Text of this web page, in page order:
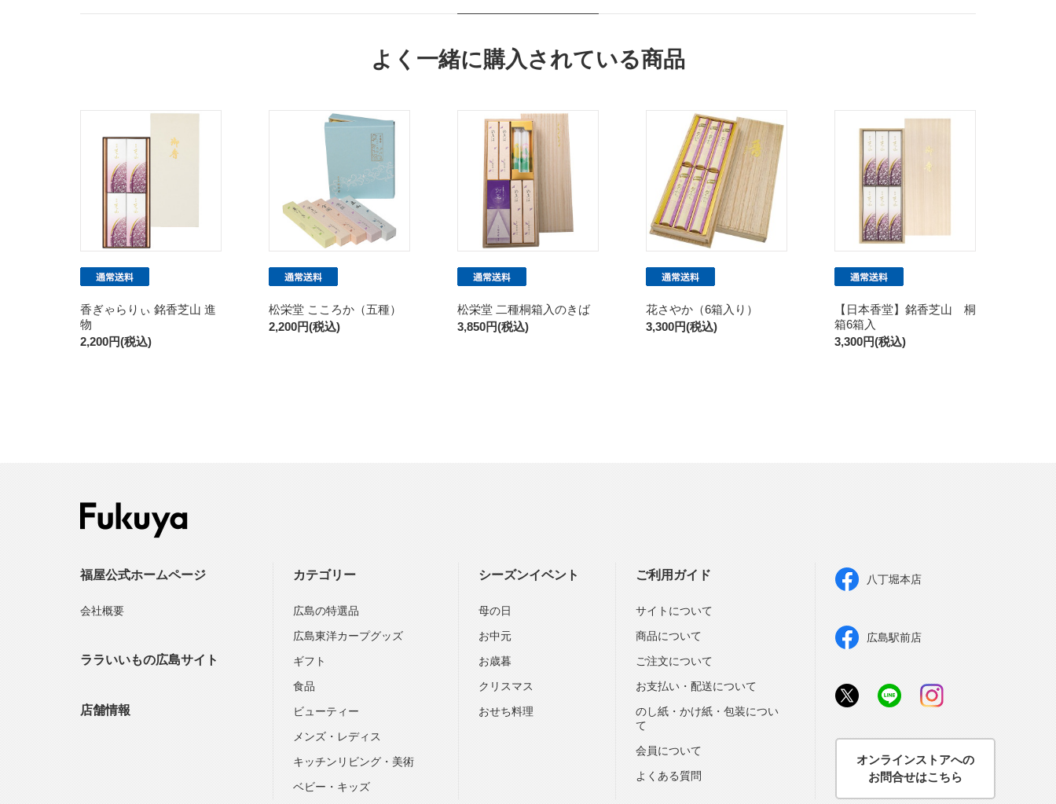
よく一緒に購入されている商品
香ぎゃらりぃ 銘香芝山 進
物
2,200円(税込)
松栄堂 こころか（五種）
2,200円(税込)
松栄堂 二種桐箱入のきば
3,850円(税込)
花さやか（6箱入り）
3,300円(税込)
【日本香堂】銘香芝山 桐
箱6箱入
3,300円(税込)
福屋公式ホームページ
会社概要
ララいいもの広島サイト
店舗情報
カテゴリー
広島の特選品
広島東洋カープグッズ
ギフト
食品
ビューティー
メンズ・レディス
キッチンリビング・美術
ベビー・キッズ
シーズンイベント
母の日
お中元
お歳暮
クリスマス
おせち料理
ご利用ガイド
サイトについて
商品について
ご注文について
お支払い・配送について
のし紙・かけ紙・包装につい
て
会員について
よくある質問
八丁堀本店
広島駅前店
オンラインストアへの
お問合せはこちら